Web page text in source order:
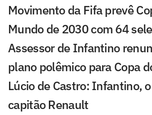
Movimento da Fifa prevê
Mundo de 2030 com 64
Assessor de Infantino
plano polêmico para Copa
Lúcio de Castro: Infantino,
capitão Renault